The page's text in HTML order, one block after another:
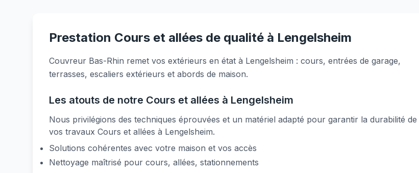
Prestation Cours et allées de qualité à Lengelsheim
Couvreur Bas-Rhin remet vos extérieurs en état à Lengelsheim : cours, entrées de garage,
terrasses, escaliers extérieurs et abords de maison.
Les atouts de notre Cours et allées à Lengelsheim
Nous privilégions des techniques éprouvées et un matériel adapté pour garantir la durabilité de
vos travaux Cours et allées à Lengelsheim.
Solutions cohérentes avec votre maison et vos accès
Nettoyage maîtrisé pour cours, allées, stationnements